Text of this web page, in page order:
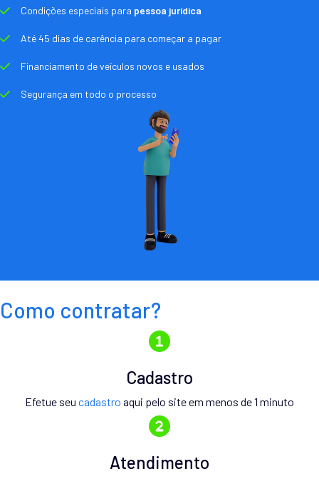
Condições especiais para pessoa jurídica
Até 45 dias de carência para começar a pagar
Financiamento de veículos novos e usados
Segurança em todo o processo
Como contratar?
Cadastro
Efetue seu cadastro aqui pelo site em menos de 1 minuto
Atendimento